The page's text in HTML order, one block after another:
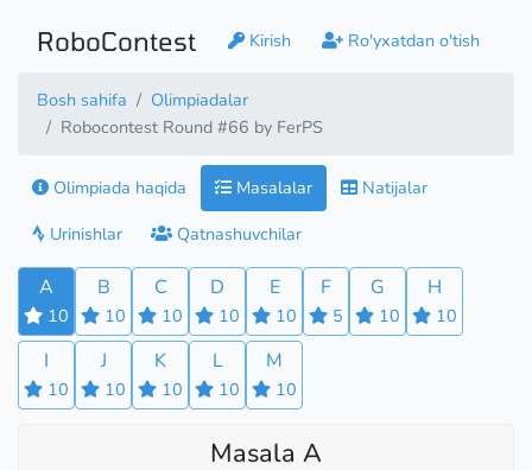
RoboContest Kirish Ro'yxatdan o'tish
Bosh sahifa
Olimpiadalar
Robocontest Round #66 by FerPS
Olimpiada haqida Masalalar
Natijalar
Urinishlar
Qatnashuvchilar
A
10
B
10
C
10
D
10
E
10
F
5
G
10
H
10
I
10
J
10
K
10
L
10
M
10
Masala A